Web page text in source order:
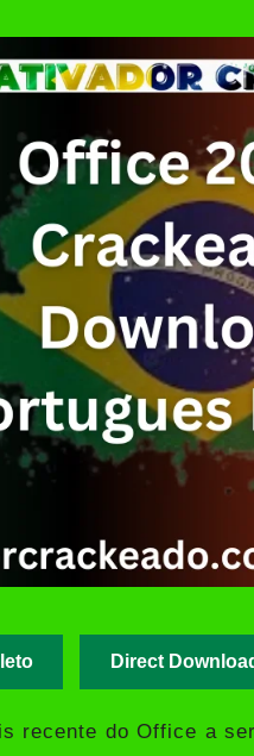
Download
Crackeado
7 Download
Direct
recente do Office a